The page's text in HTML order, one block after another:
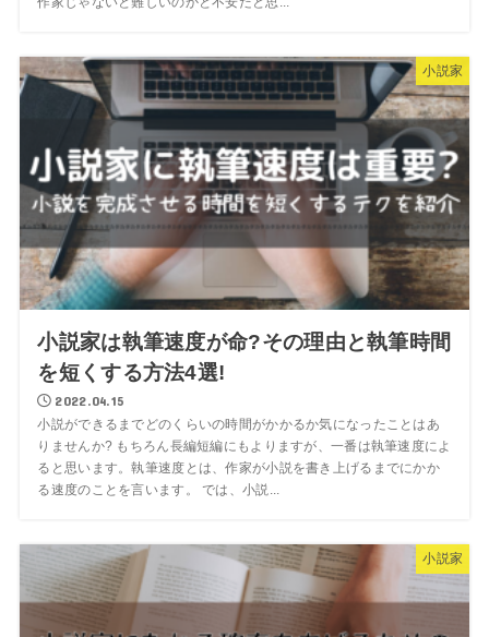
小説家
小説家は執筆速度が命?その理由と執筆時間
を短くする方法4選!
2022.04.15
小説ができるまでどのくらいの時間がかかるか気になったことはあ
りませんか? もちろん長編短編にもよりますが、一番は執筆速度によ
ると思います。執筆速度とは、作家が小説を書き上げるまでにかか
る速度のことを言います。 では、小説...
小説家